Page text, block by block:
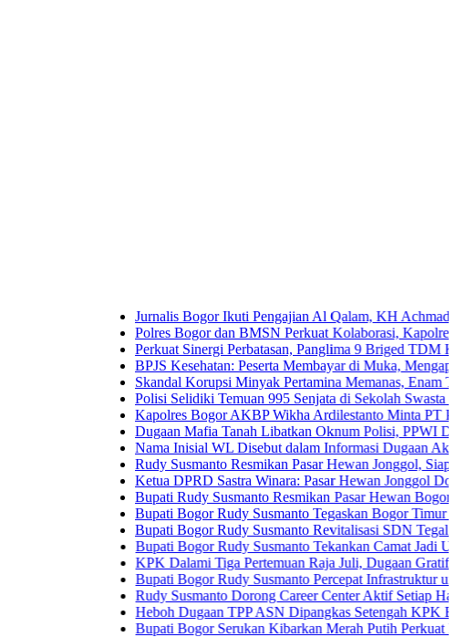
Jurnalis Bogor Ikuti Pengajian Al Qalam, KH Achmad Yaudin
Polres Bogor dan BMSN Perkuat Kolaborasi, Kapolres Ajak
Perkuat Sinergi Perbatasan, Panglima 9 Briged TDM
BPJS Kesehatan: Peserta Membayar di Muka, Mengapa
Skandal Korupsi Minyak Pertamina Memanas, Enam
Polisi Selidiki Temuan 995 Senjata di Sekolah Swasta Jakarta
Kapolres Bogor AKBP Wikha Ardilestanto Minta PT PMC
Dugaan Mafia Tanah Libatkan Oknum Polisi, PPWI Desak
Nama Inisial WL Disebut dalam Informasi Dugaan Aktivitas
Rudy Susmanto Resmikan Pasar Hewan Jonggol, Siapkan
Ketua DPRD Sastra Winara: Pasar Hewan Jonggol Dorong
Bupati Rudy Susmanto Resmikan Pasar Hewan Bogor,
Bupati Bogor Rudy Susmanto Tegaskan Bogor Timur
Bupati Bogor Rudy Susmanto Revitalisasi SDN Tegal
Bupati Bogor Rudy Susmanto Tekankan Camat Jadi Ujung
KPK Dalami Tiga Pertemuan Raja Juli, Dugaan Gratifikasi
Bupati Bogor Rudy Susmanto Percepat Infrastruktur untuk
Rudy Susmanto Dorong Career Center Aktif Setiap Hari
Heboh Dugaan TPP ASN Dipangkas Setengah KPK Bidik
Bupati Bogor Serukan Kibarkan Merah Putih Perkuat